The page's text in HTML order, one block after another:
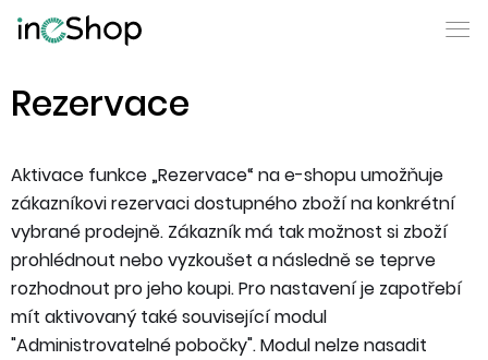
Rezervace
Aktivace funkce „Rezervace“ na e-shopu umožňuje
zákazníkovi rezervaci dostupného zboží na konkrétní
vybrané prodejně. Zákazník má tak možnost si zboží
prohlédnout nebo vyzkoušet a následně se teprve
rozhodnout pro jeho koupi. Pro nastavení je zapotřebí
mít aktivovaný také související modul
"Administrovatelné pobočky". Modul nelze nasadit